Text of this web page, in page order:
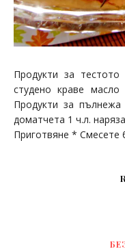
Продукти за
студено краве
Продукти за
доматчета 1 ч.л.
Приготвяне * Смесете